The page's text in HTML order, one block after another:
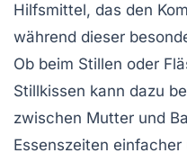
Hilfsmittel, das den
während dieser
Ob beim Stillen oder
Stillkissen kann dazu
zwischen Mutter und
Essenszeiten